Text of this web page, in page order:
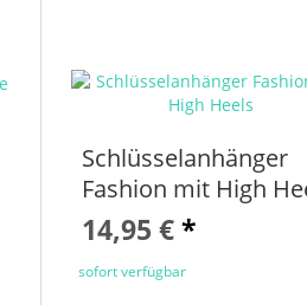
Schlüsselanhänger
Fashion mit High
14,95 €*
sofort verfügbar